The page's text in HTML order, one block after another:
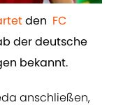
den ​FC
der deutsche
bekannt.
anschließen,